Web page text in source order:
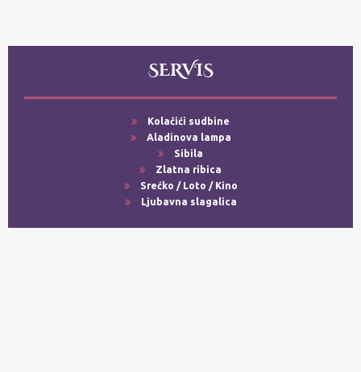
SERVIS
Kolačići sudbine
Aladinova lampa
Sibila
Zlatna ribica
Srećko / Loto / Kino
Ljubavna slagalica